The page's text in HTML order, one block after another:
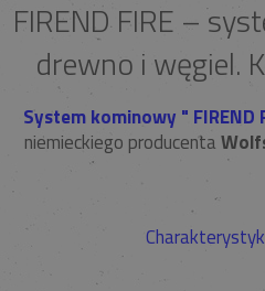
FIREND FIRE –
drewno i węgiel.
System kominowy " FIREND
niemieckiego producenta